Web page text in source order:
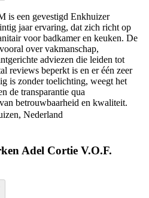
is een gevestigd Enkhuizer
jaar ervaring, dat zich richt op
voor badkamer en keuken. De
over vakmanschap,
adviezen die leiden tot
reviews beperkt is en er één zeer
is zonder toelichting, weegt het
de transparantie qua
betrouwbaarheid en kwaliteit.
Nederland
Adel Cortie V.O.F.